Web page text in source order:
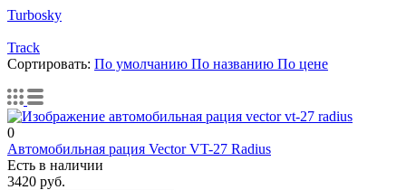
Turbosky
Track
Сортировать: По умолчанию По названию По цене
0
Автомобильная рация Vector VT-27 Radius
Есть в наличии
3420 руб.